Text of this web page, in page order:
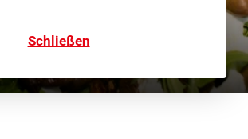
Schließen